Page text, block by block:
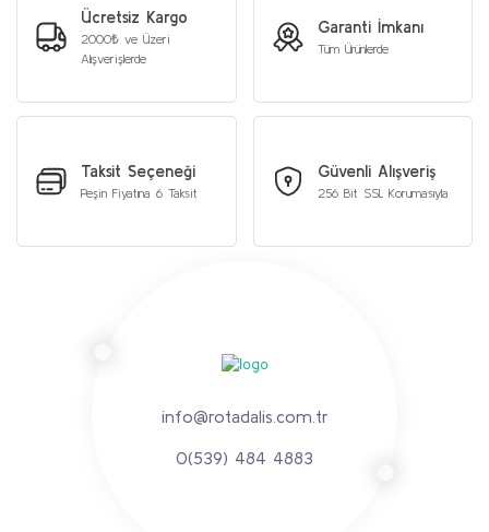
Ücretsiz Kargo
2000₺ ve Üzeri
Alışverişlerde
Garanti İmkanı
Tüm Ürünlerde
Taksit Seçeneği
Peşin Fiyatına 6 Taksit
Güvenli Alışveriş
256 Bit SSL Korumasıyla
info@rotadalis.com.tr
0(539) 484 4883